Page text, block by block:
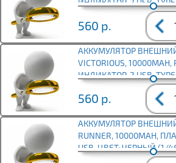
ИНДИКАТОР, 2 USB,
560 р.
АККУМУЛЯТОР ВНЕШНИЙ
VICTORIOUS,
ИНДИКАТОР, 2 USB,
560 р.
АККУМУЛЯТОР ВНЕШНИЙ
RUNNER, 10000MAH,
USB, ЦВЕТ: ЧЕРНЫЙ (1/